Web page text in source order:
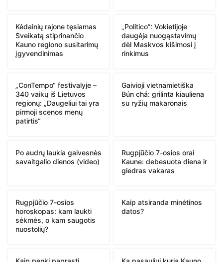
Kėdainių rajone tęsiamas
Sveikatą stiprinančio
Kauno regiono susitarimų
įgyvendinimas
„Politico”: Vokietijoje
daugėja nuogąstavimų
dėl Maskvos kišimosi į
rinkimus
„ConTempo“ festivalyje –
340 vaikų iš Lietuvos
regionų: „Daugeliui tai yra
pirmoji scenos menų
patirtis“
Gaivioji vietnamietiška
Bún chả: grilinta kiauliena
su ryžių makaronais
Po audrų laukia gaivesnės
savaitgalio dienos (video)
Rugpjūčio 7-osios orai
Kaune: debesuota diena ir
giedras vakaras
Rugpjūčio 7-osios
horoskopas: kam laukti
sėkmės, o kam saugotis
nuostolių?
Kaip atsiranda minėtinos
datos?